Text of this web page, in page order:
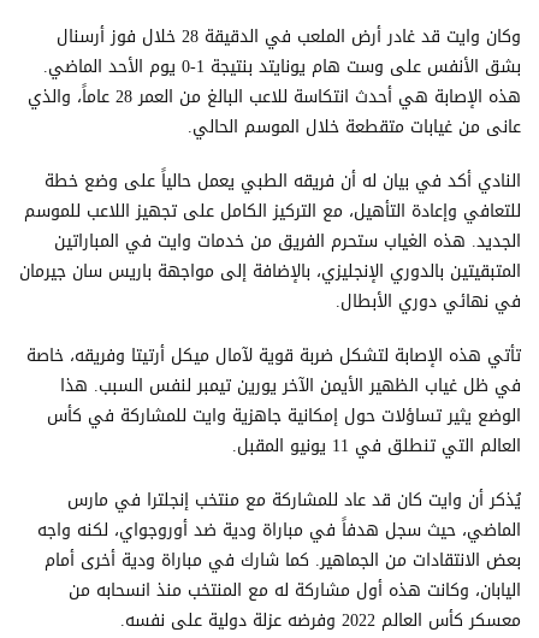
وكان وايت قد غادر أرض الملعب في الدقيقة 28 خلال فوز أرسنال
بشق الأنفس على وست هام يونايتد بنتيجة 1-0 يوم الأحد الماضي.
هذه الإصابة هي أحدث انتكاسة للاعب البالغ من العمر 28 عاماً، والذي
عانى من غيابات متقطعة خلال الموسم الحالي.
النادي أكد في بيان له أن فريقه الطبي يعمل حالياً على وضع خطة
للتعافي وإعادة التأهيل، مع التركيز الكامل على تجهيز اللاعب للموسم
الجديد. هذه الغياب ستحرم الفريق من خدمات وايت في المباراتين
المتبقيتين بالدوري الإنجليزي، بالإضافة إلى مواجهة باريس سان جيرمان
في نهائي دوري الأبطال.
تأتي هذه الإصابة لتشكل ضربة قوية لآمال ميكل أرتيتا وفريقه، خاصة
في ظل غياب الظهير الأيمن الآخر يورين تيمبر لنفس السبب. هذا
الوضع يثير تساؤلات حول إمكانية جاهزية وايت للمشاركة في كأس
العالم التي تنطلق في 11 يونيو المقبل.
يُذكر أن وايت كان قد عاد للمشاركة مع منتخب إنجلترا في مارس
الماضي، حيث سجل هدفاً في مباراة ودية ضد أوروجواي، لكنه واجه
بعض الانتقادات من الجماهير. كما شارك في مباراة ودية أخرى أمام
اليابان، وكانت هذه أول مشاركة له مع المنتخب منذ انسحابه من
معسكر كأس العالم 2022 وفرضه عزلة دولية على نفسه.